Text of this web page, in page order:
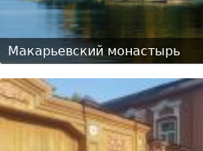
Макарьевский монастырь